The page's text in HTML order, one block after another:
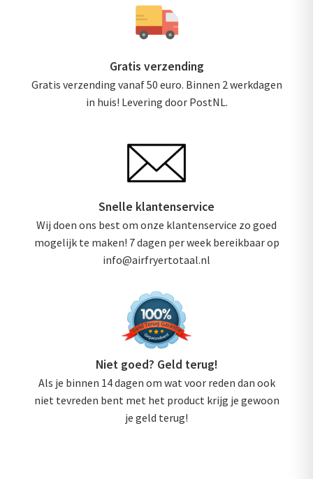
Gratis verzending
Gratis verzending vanaf 50 euro. Binnen 2 werkdagen
in huis! Levering door PostNL.
Snelle klantenservice
Wij doen ons best om onze klantenservice zo goed
mogelijk te maken! 7 dagen per week bereikbaar op
info@airfryertotaal.nl
Niet goed? Geld terug!
Als je binnen 14 dagen om wat voor reden dan ook
niet tevreden bent met het product krijg je gewoon
je geld terug!